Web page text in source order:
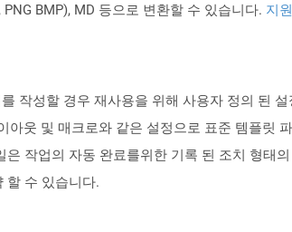
BMP), MD 등으로 변환할 수 있습니다. 지
작성할 경우 재사용을 위해 사용자 정의 된 설
아웃 및 매크로와 같은 설정으로 표준 템플릿
작업의 자동 완료를위한 기록 된 조치 형태의
할 수 있습니다.